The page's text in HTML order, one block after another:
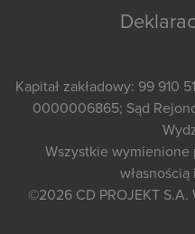
Kapitał zakładowy: 99 910
0000006865; Sąd
Wszystkie wymienione
własnością
©2026 CD PROJEKT S.A.